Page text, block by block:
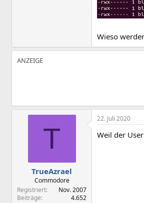
Wieso
T
TrueAzrael
Commodore
Registriert
Nov. 2007
Beiträge
4.652
22. Juli 2020
Weil der